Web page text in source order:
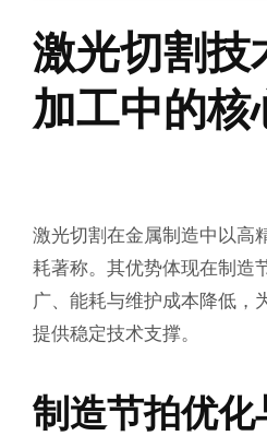
激光切割技
加工中的核
激光切割在金属制造中以高
耗著称。其优势体现在制造
广、能耗与维护成本降低，
提供稳定技术支撑。
制造节拍优